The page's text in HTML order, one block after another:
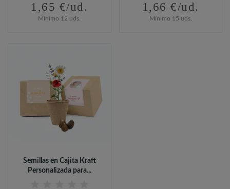
1,65 €/ud.
Mínimo 12 uds.
1,66 €/ud.
Mínimo 15 uds.
Semillas en Cajita Kraft
Personalizada para...